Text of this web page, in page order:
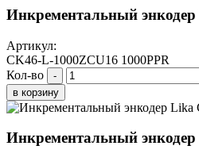
Инкрементальный
Артикул:
CK46-L-1000ZCU16 1000PPR
Кол-во
-
в корзину
Инкрементальный